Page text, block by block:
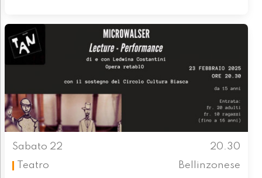
Sabato 22
20.30
Teatro
Bellinzonese